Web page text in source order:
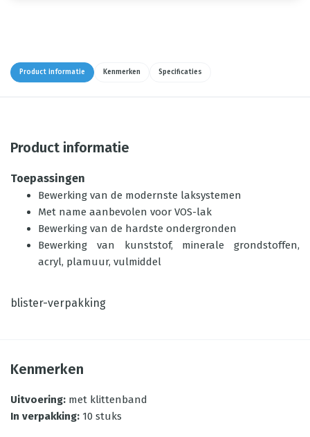
Product informatie Kenmerken Specificaties
Product informatie
Toepassingen
Bewerking van de modernste laksystemen
Met name aanbevolen voor VOS-lak
Bewerking van de hardste ondergronden
Bewerking van kunststof, minerale grondstoffen,
acryl, plamuur, vulmiddel
blister-verpakking
Kenmerken
Uitvoering: met klittenband
In verpakking: 10 stuks